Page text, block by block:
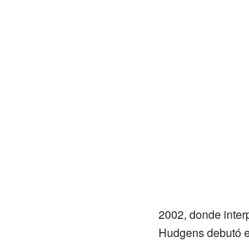
2002, donde
Hudgens debutó